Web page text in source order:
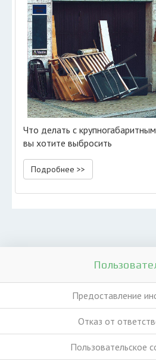
Что делать с
вы хотите выбросить
Подробнее >>
Предоставление
Отказ от
Пользовательское